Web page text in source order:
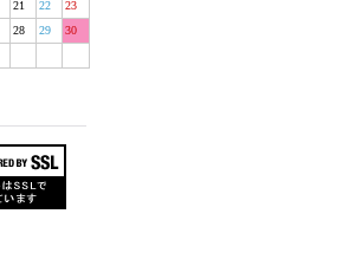
21 22
23
28 29
30